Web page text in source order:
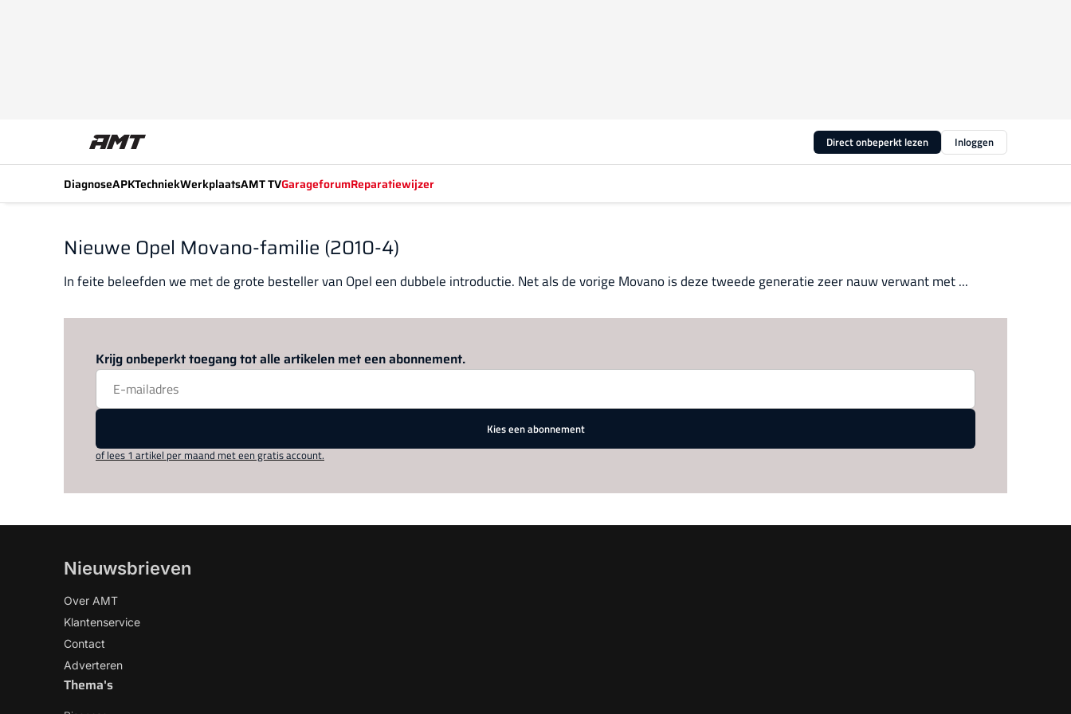
Direct onbeperkt lezen Inloggen
DiagnoseAPKTechniekWerkplaatsAMT TVGarageforumReparatiewijzer
Nieuwe Opel Movano-familie (2010-4)
In feite beleefden we met de grote besteller van Opel een dubbele introductie. Net als de vorige Movano is deze tweede generatie zeer nauw verwant met ...
Krijg onbeperkt toegang tot alle artikelen met een abonnement.
Kies een abonnement
of lees 1 artikel per maand met een gratis account.
Nieuwsbrieven
Over AMT
Klantenservice
Contact
Adverteren
Thema's